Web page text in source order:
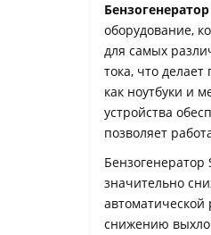
оборудование,
для самых
тока, что
как ноутбуки и
устройства
позволяет
значительно
автоматической
снижению